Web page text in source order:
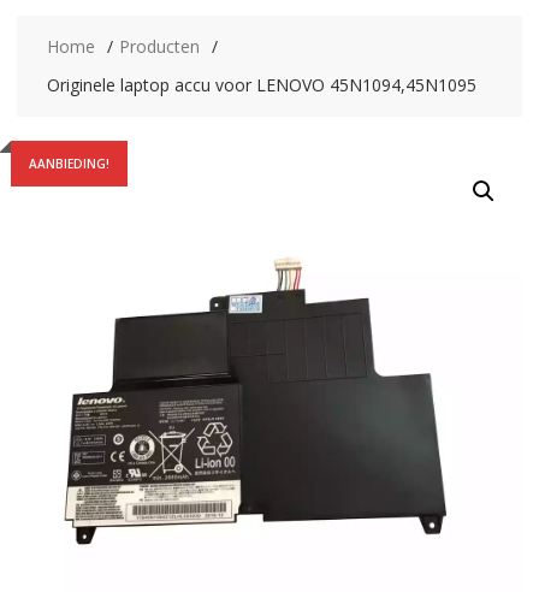
Home
Producten
Originele laptop accu voor LENOVO 45N1094,45N1095
AANBIEDING!